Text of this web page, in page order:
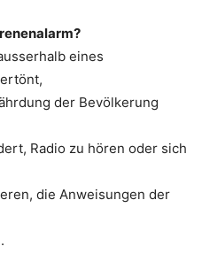
eines
der Bevölkerung
Radio zu hören oder sich
die Anweisungen der